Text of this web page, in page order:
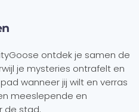
ontdek je samen de
je mysteries ontrafelt en
wanneer jij wilt en verras
meeslepende en
de stad.